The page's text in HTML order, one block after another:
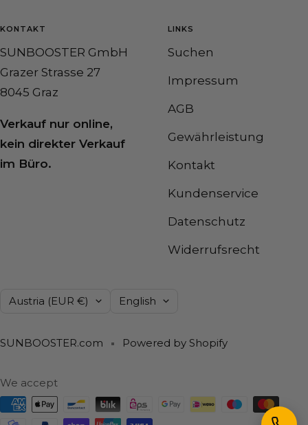
KONTAKT
SUNBOOSTER GmbH
Grazer Strasse 27
8045 Graz
Verkauf nur online,
kein direkter Verkauf
im Büro.
LINKS
Suchen
Impressum
AGB
Gewährleistung
Kontakt
Kundenservice
Datenschutz
Widerrufsrecht
Country/region
Austria (EUR €) Language
English
SUNBOOSTER.com Powered by Shopify
We accept